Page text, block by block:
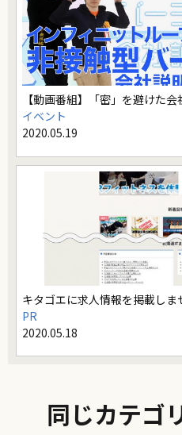
【動画番組】「密」を避けた
イベント
2020.05.19
キタゴエに求人情報を掲載し
PR
2020.05.18
同じカテゴ